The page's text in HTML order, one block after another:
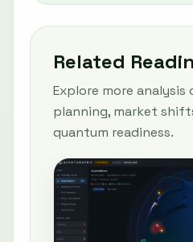
Related
Explore more analysis
planning, market
quantum readiness.